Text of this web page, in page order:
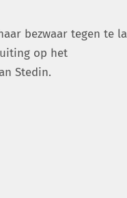
bezwaar tegen te
op het
Stedin.